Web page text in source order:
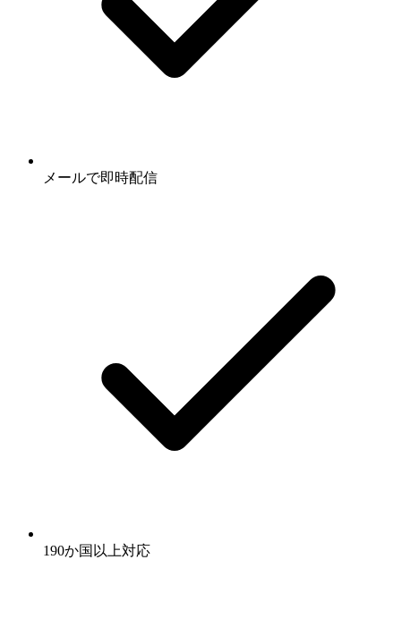
メールで即時配信
190か国以上対応